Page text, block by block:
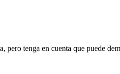
pero tenga en cuenta que puede